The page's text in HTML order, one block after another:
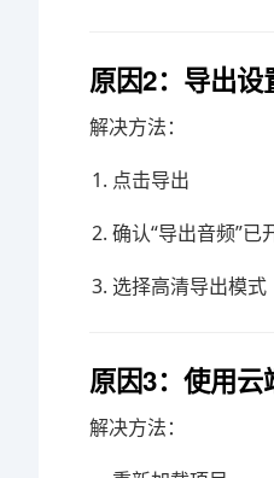
原因2：导出设
解决方法：
点击导出
确认“导出音频”已
选择高清导出模式
原因3：使用
解决方法：